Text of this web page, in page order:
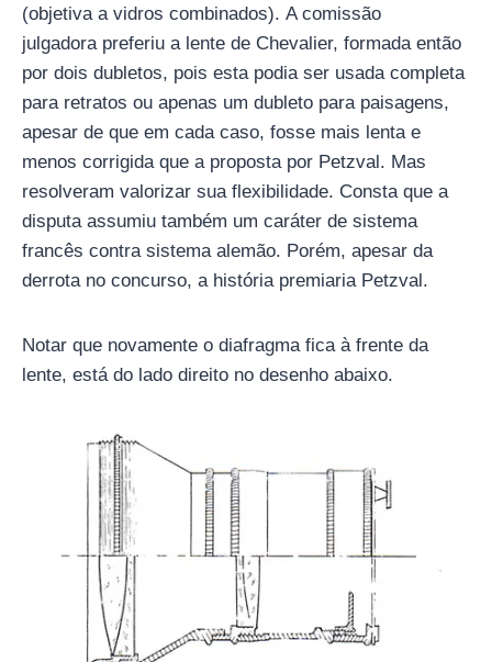
(objetiva a vidros combinados). A comissão
julgadora preferiu a lente de Chevalier, formada então
por dois dubletos, pois esta podia ser usada completa
para retratos ou apenas um dubleto para paisagens,
apesar de que em cada caso, fosse mais lenta e
menos corrigida que a proposta por Petzval. Mas
resolveram valorizar sua flexibilidade. Consta que a
disputa assumiu também um caráter de sistema
francês contra sistema alemão. Porém, apesar da
derrota no concurso, a história premiaria Petzval.
Notar que novamente o diafragma fica à frente da
lente, está do lado direito no desenho abaixo.